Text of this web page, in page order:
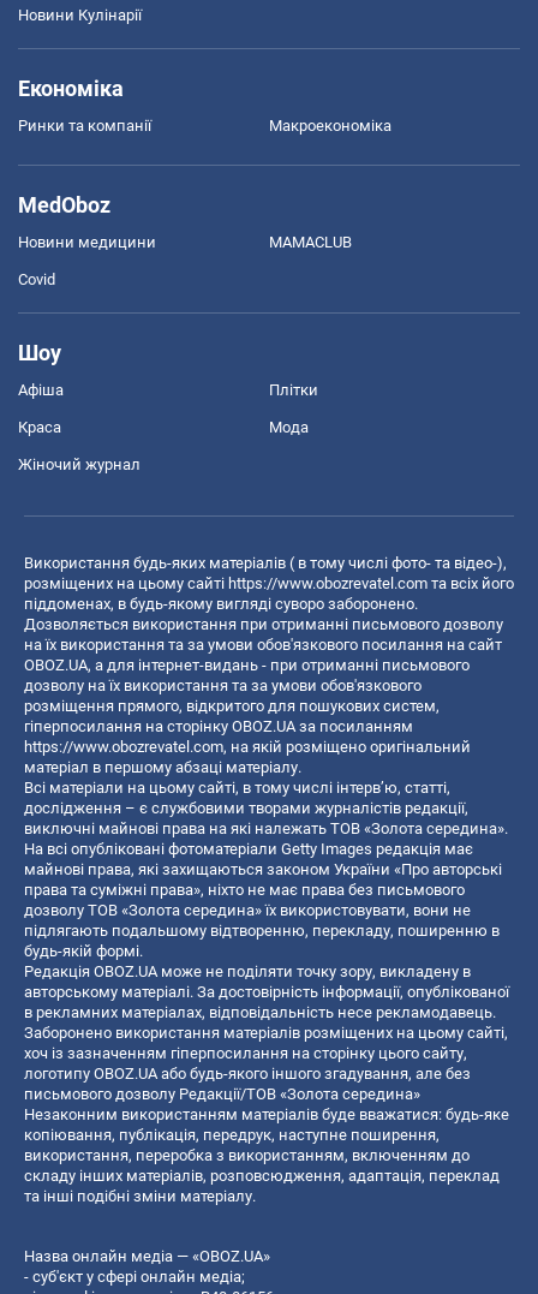
Новини Кулінарії
Економіка
Ринки та компанії Макроекономіка
MedOboz
Новини медицини MAMACLUB
Covid
Шоу
Афіша Плітки
Краса Мода
Жіночий журнал
Використання будь-яких матеріалів ( в тому числі фото- та відео-),
розміщених на цьому сайті https://www.obozrevatel.com та всіх його
піддоменах, в будь-якому вигляді суворо заборонено.
Дозволяється використання при отриманні письмового дозволу
на їх використання та за умови обов'язкового посилання на сайт
OBOZ.UA, а для інтернет-видань - при отриманні письмового
дозволу на їх використання та за умови обов'язкового
розміщення прямого, відкритого для пошукових систем,
гіперпосилання на сторінку OBOZ.UA за посиланням
https://www.obozrevatel.com, на якій розміщено оригінальний
матеріал в першому абзаці матеріалу.
Всі матеріали на цьому сайті, в тому числі інтерв’ю, статті,
дослідження – є службовими творами журналістів редакції,
виключні майнові права на які належать ТОВ «Золота середина».
На всі опубліковані фотоматеріали Getty Images редакція має
майнові права, які захищаються законом України «Про авторські
права та суміжні права», ніхто не має права без письмового
дозволу ТОВ «Золота середина» їх використовувати, вони не
підлягають подальшому відтворенню, перекладу, поширенню в
будь-якій формі.
Редакція OBOZ.UA може не поділяти точку зору, викладену в
авторському матеріалі. За достовірність інформації, опублікованої
в рекламних матеріалах, відповідальність несе рекламодавець.
Заборонено використання матеріалів розміщених на цьому сайті,
хоч із зазначенням гіперпосилання на сторінку цього сайту,
логотипу OBOZ.UA або будь-якого іншого згадування, але без
письмового дозволу Редакції/ТОВ «Золота середина»
Незаконним використанням матеріалів буде вважатися: будь-яке
копiювання, публiкацiя, передрук, наступне поширення,
використання, переробка з використанням, включенням до
складу інших матеріалів, розповсюдження, адаптація, переклад
та інші подібні зміни матеріалу.
Назва онлайн медіа — «OBOZ.UA»
- суб'єкт у сфері онлайн медіа;